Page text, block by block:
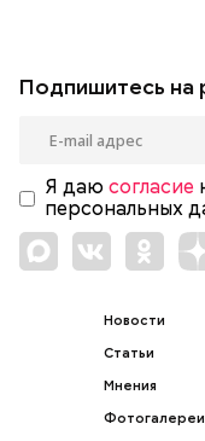
Подпишитесь на
Я даю согласие
персональных
Новости
Статьи
Мнения
Фотогалереи